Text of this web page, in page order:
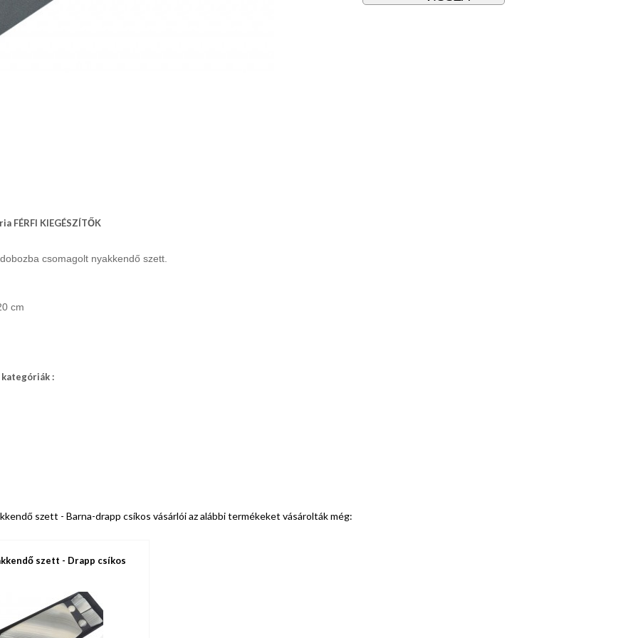
FÉRFI KIEGÉSZÍTŐK
csomagolt nyakkendő szett.
cm
:
szett - Barna-drapp csíkos vásárlói az alábbi termékeket vásárolták még:
szett - Drapp csíkos